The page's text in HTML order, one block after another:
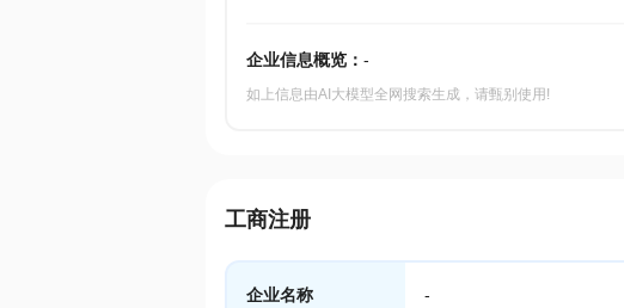
企业信息概览： -
如上信息由AI大模型全网搜索生成，请甄别使用!
工商注册
企业名称 -